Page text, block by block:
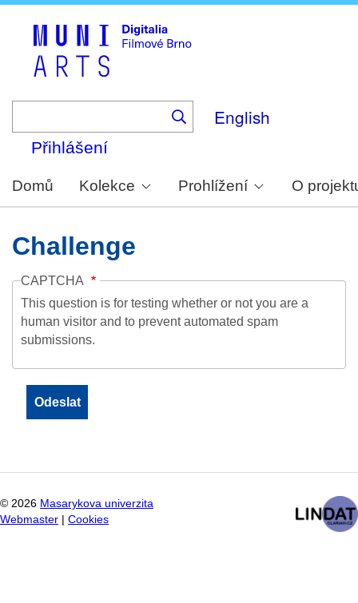
English
Přihlášení
Domů Kolekce Prohlížení O
Challenge
CAPTCHA
This question is for testing whether or not you are a
human visitor and to prevent automated spam
submissions.
© 2026 Masarykova univerzita
Webmaster
Cookies